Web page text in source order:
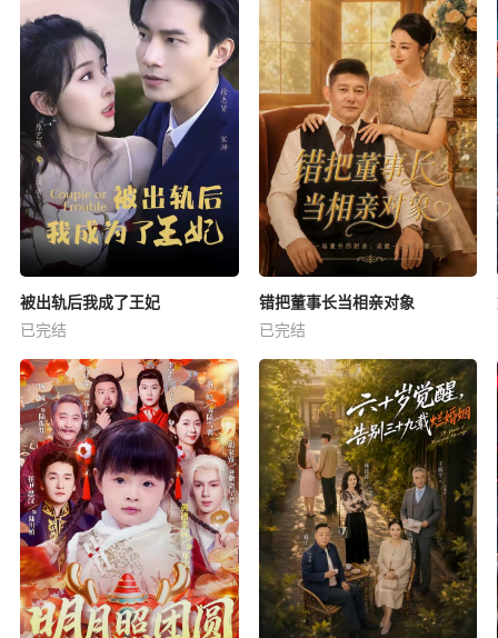
被出轨后我成了王妃
已完结
错把董事长当相亲对象
已完结